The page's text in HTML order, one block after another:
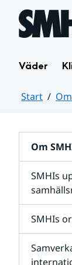
Hoppa till
Väder
Start
Om
SMHIs
SMHIs